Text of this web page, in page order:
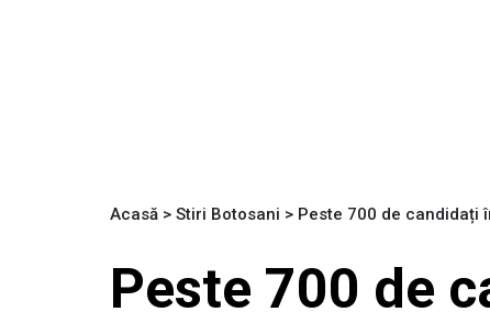
Acasă > Stiri Botosani > Peste 700 de candidați
Peste 700 de